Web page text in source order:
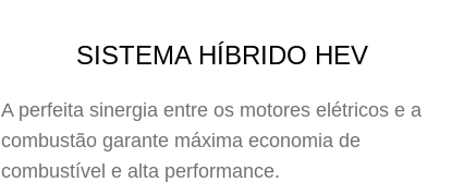
SISTEMA HÍBRIDO HEV
A perfeita sinergia entre os motores elétricos e a
combustão garante máxima economia de
combustível e alta performance.